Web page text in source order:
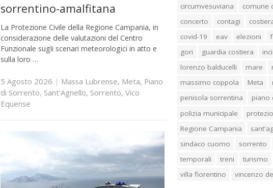
sorrentino-amalfitana
La Protezione Civile della Regione Campania, in
considerazione delle valutazioni del Centro
Funzionale sugli scenari meteorologici in atto e
sulla loro …
5 Agosto 2026 | Massa Lubrense, Meta, Piano
di Sorrento, Sant'Agnello, Sorrento, Vico
Equense
circumvesuviana
comune
concerto
contagi
covid-19
eav elezioni
gori
guardia costiera
lorenzo balducelli
mare
massimo coppola
Meta
penisola sorrentina
piano
polizia municipale
Regione Campania
sindaco cuomo
sorrento
temporali
treni turismo
villa fiorentino
vincenzo